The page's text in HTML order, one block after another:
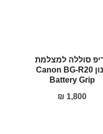
סוללה למצלמת
קנון Canon BG-R20
Battery Grip
₪ 1,800